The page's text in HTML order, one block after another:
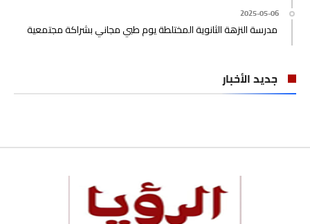
2025-05-06
مدرسة النزهة الثانوية المختلطة يوم طبي مجاني بشراكة مجتمعية
جديد الأخبار